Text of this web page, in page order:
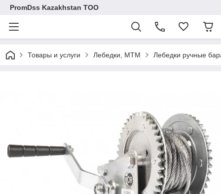
PromDss Kazakhstan TOO
Товары и услуги Лебедки, МТМ Лебедки ручные